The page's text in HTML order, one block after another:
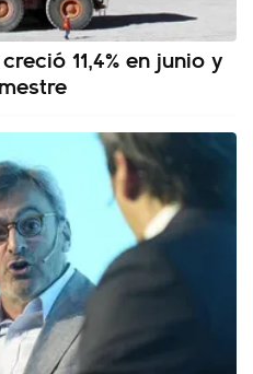
11,4% en junio y